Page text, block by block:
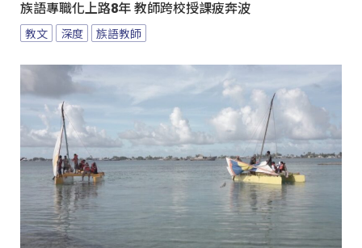
族語專職化上路8年 教師跨校授課疲奔波
教文 深度 族語教師